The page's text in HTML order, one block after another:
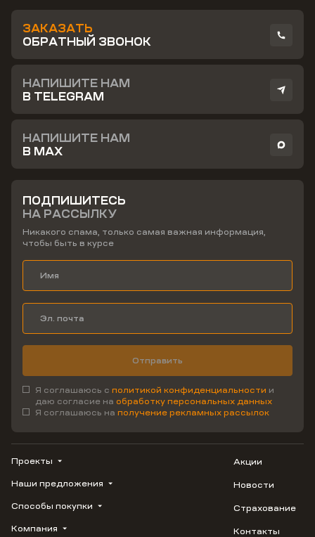
ЗАКАЗАТЬ
ОБРАТНЫЙ ЗВОНОК
НАПИШИТЕ НАМ
В TELEGRAM
НАПИШИТЕ НАМ
В MAX
ПОДПИШИТЕСЬ
НА РАССЫЛКУ
Никакого спама, только самая важная информация,
чтобы быть в курсе
Отправить
Я соглашаюсь с политикой конфиденциальности и
даю согласие на обработку персональных данных
Я соглашаюсь на получение рекламных рассылок
Проекты
ВЕРН
1799
Наши предложения
Купить квартиру
Студию
Способы покупки
Трейд-ин
Компания
Акции
Новости
Страхование
Контакты